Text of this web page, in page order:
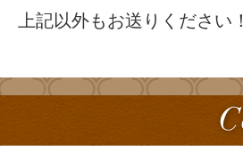
上記以外もお送りください！